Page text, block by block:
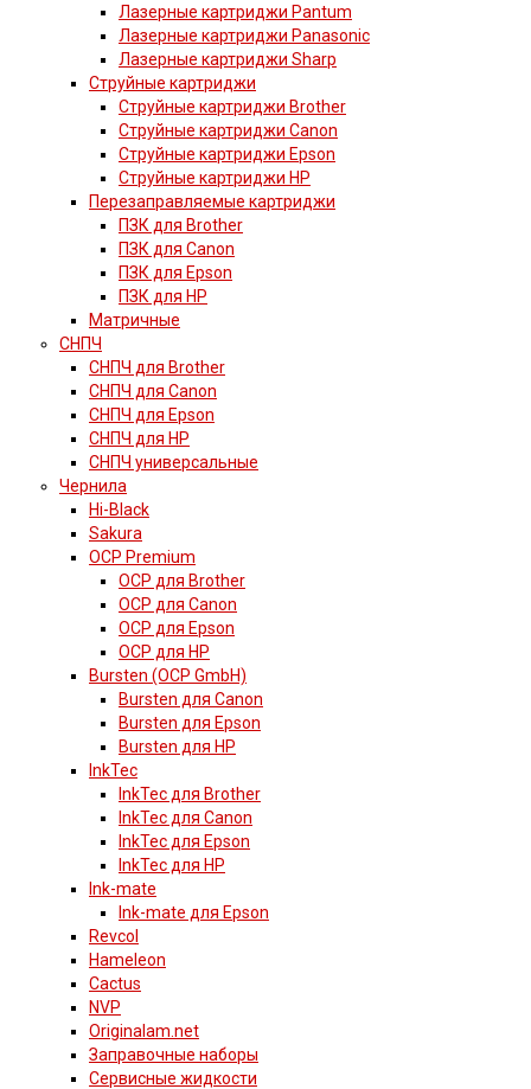
Лазерные картриджи Pantum
Лазерные картриджи Panasonic
Лазерные картриджи Sharp
Струйные картриджи
Струйные картриджи Brother
Струйные картриджи Canon
Струйные картриджи Epson
Струйные картриджи HP
Перезаправляемые картриджи
ПЗК для Brother
ПЗК для Canon
ПЗК для Epson
ПЗК для HP
Матричные
СНПЧ
СНПЧ для Brother
СНПЧ для Canon
СНПЧ для Epson
СНПЧ для HP
СНПЧ универсальные
Чернила
Hi-Black
Sakura
OCP Premium
OCP для Brother
OCP для Canon
OCP для Epson
OCP для HP
Bursten (OCP GmbH)
Bursten для Canon
Bursten для Epson
Bursten для HP
InkTec
InkTec для Brother
InkTec для Canon
InkTec для Epson
InkTec для HP
Ink-mate
Ink-mate для Epson
Revcol
Hameleon
Cactus
NVP
Originalam.net
Заправочные наборы
Сервисные жидкости